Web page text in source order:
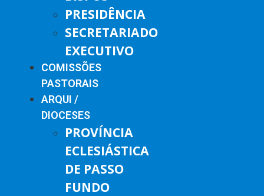
PRESIDÊNCIA
SECRETARIADO
EXECUTIVO
COMISSÕES
PASTORAIS
ARQUI /
DIOCESES
PROVÍNCIA
ECLESIÁSTICA
DE PASSO
FUNDO